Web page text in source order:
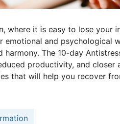
where it is easy to lose your
and psychological
The 10-day
productivity, and
that will help you recover